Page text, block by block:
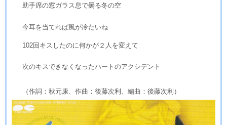
助手席の窓ガラス息で曇る冬の空
今耳を当てれば風が冷たいね
102回キスしたのに何かが２人を変えて
次のキスできなくなったハートのアクシデント
（作詞：秋元康、作曲：後藤次利、編曲：後藤次利）